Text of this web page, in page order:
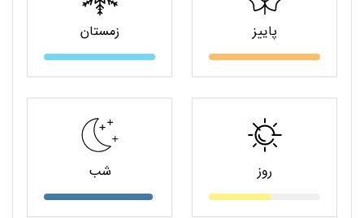
پاییز زمستان
روز شب